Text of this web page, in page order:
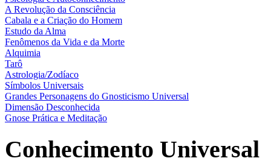
A Revolução da Consciência
Cabala e a Criação do Homem
Estudo da Alma
Fenômenos da Vida e da Morte
Alquimia
Tarô
Astrologia/Zodíaco
Símbolos Universais
Grandes Personagens do Gnosticismo Universal
Dimensão Desconhecida
Gnose Prática e Meditação
Conhecimento Universal